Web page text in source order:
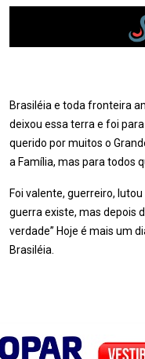
Brasiléia e toda fronteira
deixou essa terra e foi
querido por muitos o
a Família, mas para todos
Foi valente, guerreiro,
guerra existe, mas depois
verdade” Hoje é mais um
Brasiléia.